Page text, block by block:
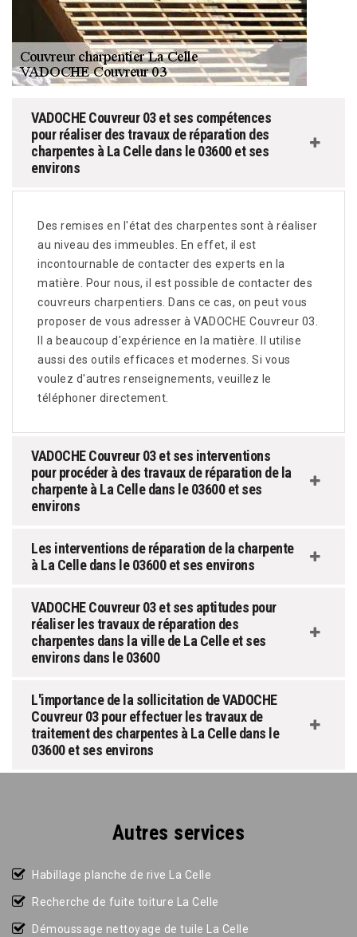
VADOCHE Couvreur 03 et ses compétences
pour réaliser des travaux de réparation des
charpentes à La Celle dans le 03600 et ses
environs
Des remises en l'état des charpentes sont à réaliser
au niveau des immeubles. En effet, il est
incontournable de contacter des experts en la
matière. Pour nous, il est possible de contacter des
couvreurs charpentiers. Dans ce cas, on peut vous
proposer de vous adresser à VADOCHE Couvreur 03.
Il a beaucoup d'expérience en la matière. Il utilise
aussi des outils efficaces et modernes. Si vous
voulez d'autres renseignements, veuillez le
téléphoner directement.
VADOCHE Couvreur 03 et ses interventions
pour procéder à des travaux de réparation de la
charpente à La Celle dans le 03600 et ses
environs
Les interventions de réparation de la charpente
à La Celle dans le 03600 et ses environs
VADOCHE Couvreur 03 et ses aptitudes pour
réaliser les travaux de réparation des
charpentes dans la ville de La Celle et ses
environs dans le 03600
L'importance de la sollicitation de VADOCHE
Couvreur 03 pour effectuer les travaux de
traitement des charpentes à La Celle dans le
03600 et ses environs
Autres services
Habillage planche de rive La Celle
Recherche de fuite toiture La Celle
Démoussage nettoyage de tuile La Celle